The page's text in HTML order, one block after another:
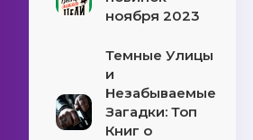
ноября 2023
Темные Улицы
и
Незабываемые
Загадки: Топ
Книг о